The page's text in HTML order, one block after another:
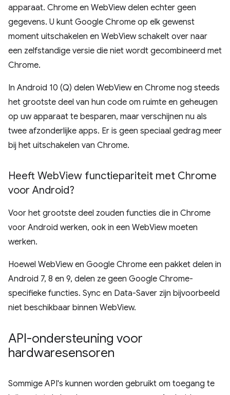
apparaat. Chrome en WebView delen echter geen
gegevens. U kunt Google Chrome op elk gewenst
moment uitschakelen en WebView schakelt over naar
een zelfstandige versie die niet wordt gecombineerd met
Chrome.
In Android 10 (Q) delen WebView en Chrome nog steeds
het grootste deel van hun code om ruimte en geheugen
op uw apparaat te besparen, maar verschijnen nu als
twee afzonderlijke apps. Er is geen speciaal gedrag meer
bij het uitschakelen van Chrome.
Heeft WebView functiepariteit met Chrome
voor Android?
Voor het grootste deel zouden functies die in Chrome
voor Android werken, ook in een WebView moeten
werken.
Hoewel WebView en Google Chrome een pakket delen in
Android 7, 8 en 9, delen ze geen Google Chrome-
specifieke functies. Sync en Data-Saver zijn bijvoorbeeld
niet beschikbaar binnen WebView.
API-ondersteuning voor
hardwaresensoren
Sommige API's kunnen worden gebruikt om toegang te